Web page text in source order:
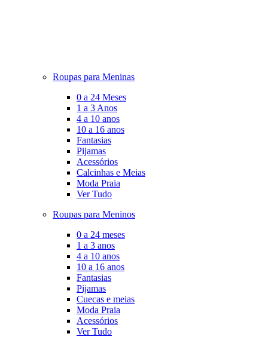
Roupas para Meninas
0 a 24 Meses
1 a 3 Anos
4 a 10 anos
10 a 16 anos
Fantasias
Pijamas
Acessórios
Calcinhas e Meias
Moda Praia
Ver Tudo
Roupas para Meninos
0 a 24 meses
1 a 3 anos
4 a 10 anos
10 a 16 anos
Fantasias
Pijamas
Cuecas e meias
Moda Praia
Acessórios
Ver Tudo